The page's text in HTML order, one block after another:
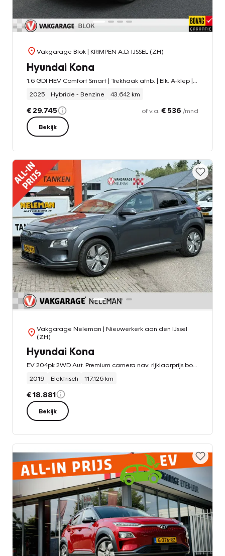
Vakgarage Blok| KRIMPEN A.D. IJSSEL (ZH)
Hyundai Kona
2025
Hybride - Benzine 43.642 km
€ 29.745 of v.a. € 536 /mnd
Bekijk
Vakgarage Neleman | Nieuwerkerk aan den IJssel
(ZH)
Hyundai Kona
2019
Elektrisch 117.126 km
€ 18.881
Bekijk